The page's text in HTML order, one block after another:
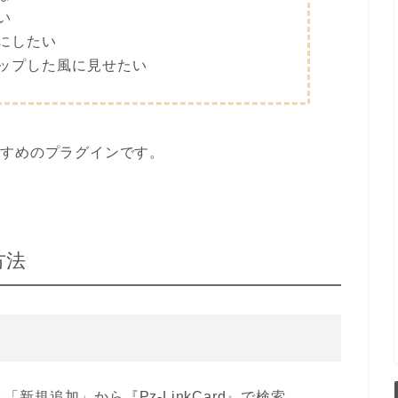
したい
プした風に見せたい
めのプラグインです。
法